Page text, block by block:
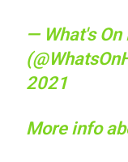
— What's On
2021
More info